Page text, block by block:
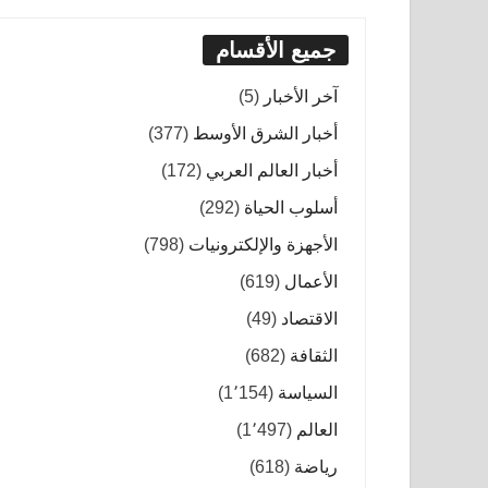
جميع الأقسام
آخر الأخبار (5)
أخبار الشرق الأوسط (377)
أخبار العالم العربي (172)
أسلوب الحياة (292)
الأجهزة والإلكترونيات (798)
الأعمال (619)
الاقتصاد (49)
الثقافة (682)
السياسة (1٬154)
العالم (1٬497)
رياضة (618)